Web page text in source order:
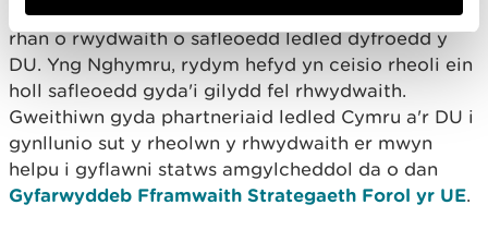
Mae ardaloedd gwarchodedig morol Cymru yn
rhan o rwydwaith o safleoedd ledled dyfroedd y
DU. Yng Nghymru, rydym hefyd yn ceisio rheoli ein
holl safleoedd gyda'i gilydd fel rhwydwaith.
Gweithiwn gyda phartneriaid ledled Cymru a'r DU i
gynllunio sut y rheolwn y rhwydwaith er mwyn
helpu i gyflawni statws amgylcheddol da o dan
Gyfarwyddeb Fframwaith Strategaeth Forol yr UE.